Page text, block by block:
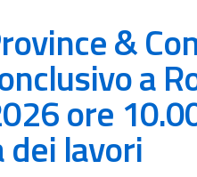
&
a
ore
lavori